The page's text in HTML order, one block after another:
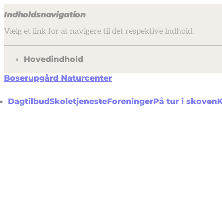
Indholdsnavigation
Vælg et link for at navigere til det respektive indhold.
gå til
Hovedindhold
Boserupgård Naturcenter
DagtilbudSkoletjenesteForeningerPå tur i skoven